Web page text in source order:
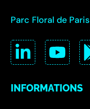
Parc Floral de Paris
INFORMATIONS